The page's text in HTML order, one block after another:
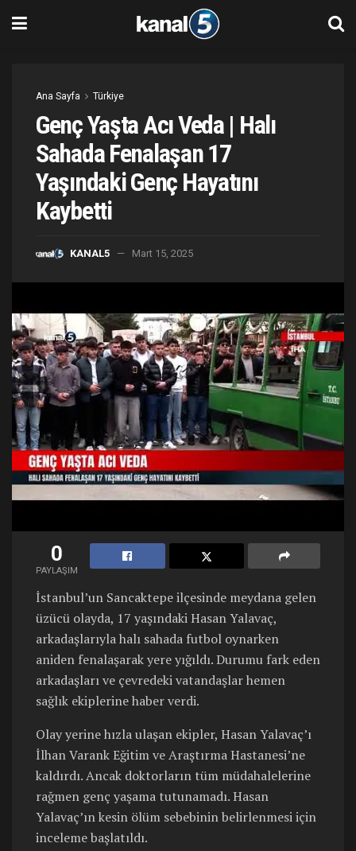
Ana Sayfa Türkiye
Genç Yaşta Acı Veda | Halı
Sahada Fenalaşan 17
Yaşındaki Genç Hayatını
Kaybetti
KANAL5 Mart 15, 2025
0
PAYLAŞIM
İstanbul’un Sancaktepe ilçesinde meydana gelen
üzücü olayda, 17 yaşındaki Hasan Yalavaç,
arkadaşlarıyla halı sahada futbol oynarken
aniden fenalaşarak yere yığıldı. Durumu fark eden
arkadaşları ve çevredeki vatandaşlar hemen
sağlık ekiplerine haber verdi.
Olay yerine hızla ulaşan ekipler, Hasan Yalavaç’ı
İlhan Varank Eğitim ve Araştırma Hastanesi’ne
kaldırdı. Ancak doktorların tüm müdahalelerine
rağmen genç yaşama tutunamadı. Hasan
Yalavaç’ın kesin ölüm sebebinin belirlenmesi için
inceleme başlatıldı.